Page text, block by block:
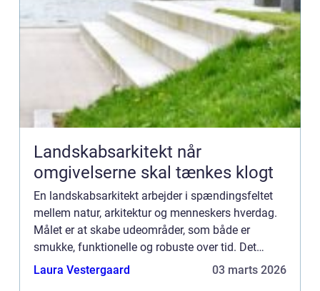
Landskabsarkitekt når
omgivelserne skal tænkes klogt
En landskabsarkitekt arbejder i spændingsfeltet
mellem natur, arkitektur og menneskers hverdag.
Målet er at skabe udeområder, som både er
smukke, funktionelle og robuste over tid. Det
gælder i byer, i boligområder, ved skoler og
Laura Vestergaard 03 marts 2026